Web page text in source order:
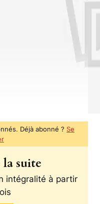
Déjà abonné ? Se
suite
intégralité à partir